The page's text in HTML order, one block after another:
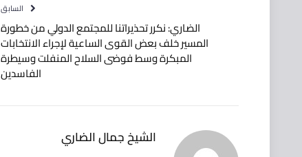
السابق
الضاري: نكرر تحذيراتنا للمجتمع الدولي من خطورة
المسير خلف بعض القوى الساعية لإجراء الانتخابات
المبكرة‬⁩ وسط فوضى السلاح المنفلت وسيطرة
⁧‫الفاسدين‬⁩
الشيخ جمال الضاري